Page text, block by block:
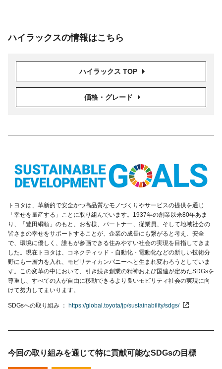
ハイラックスの情報はこちら
ハイラックス TOP
価格・グレード
トヨタは、革新的で安全かつ高品質なモノづくりやサービスの提供を通じ
「幸せを量産する」ことに取り組んでいます。1937年の創業以来80年あま
り、「豊田綱領」のもと、お客様、パートナー、従業員、そして地域社会の
皆さまの幸せをサポートすることが、企業の成長にも繋がると考え、安全
で、環境に優しく、誰もが参画できる住みやすい社会の実現を目指してきま
した。現在トヨタは、コネクティッド・自動化・電動化などの新しい技術分
野にも一層力を入れ、モビリティカンパニーへと生まれ変わろうとしていま
す。この変革の中において、引き続き創業の精神および国連が定めたSDGsを
尊重し、すべての人が自由に移動できるより良いモビリティ社会の実現に向
けて努力してまいります。
SDGsへの取り組み https://global.toyota/jp/sustainability/sdgs/
今回の取り組みを通じて特に貢献可能なSDGsの目標